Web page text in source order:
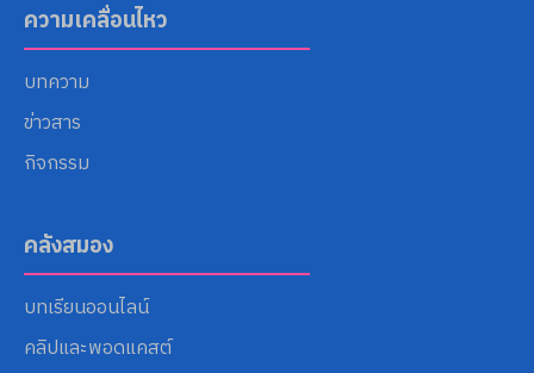
ความเคลื่อนไหว
บทความ
ข่าวสาร
กิจกรรม
คลังสมอง
บทเรียนออนไลน์
คลิปและพอดแคสต์